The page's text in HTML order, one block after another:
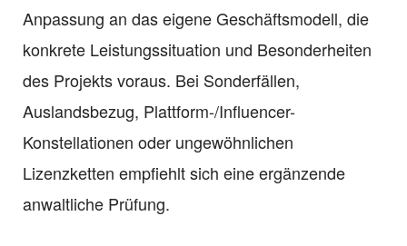
Anpassung an das eigene Geschäftsmodell, die
konkrete Leistungssituation und Besonderheiten
des Projekts voraus. Bei Sonderfällen,
Auslandsbezug, Plattform-/Influencer-
Konstellationen oder ungewöhnlichen
Lizenzketten empfiehlt sich eine ergänzende
anwaltliche Prüfung.